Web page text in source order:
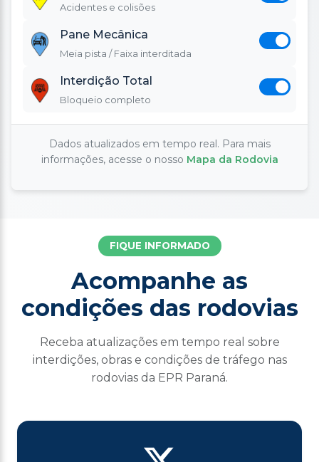
Acidentes e colisões
Pane Mecânica
Meia pista / Faixa interditada
Interdição Total
Bloqueio completo
Dados atualizados em tempo real. Para mais
informações, acesse o nosso Mapa da Rodovia
FIQUE INFORMADO
Acompanhe as
condições das rodovias
Receba atualizações em tempo real sobre
interdições, obras e condições de tráfego nas
rodovias da EPR Paraná.